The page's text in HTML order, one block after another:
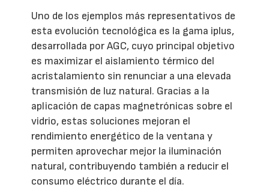
Uno de los ejemplos más representativos de
esta evolución tecnológica es la gama iplus,
desarrollada por AGC, cuyo principal objetivo
es maximizar el aislamiento térmico del
acristalamiento sin renunciar a una elevada
transmisión de luz natural. Gracias a la
aplicación de capas magnetrónicas sobre el
vidrio, estas soluciones mejoran el
rendimiento energético de la ventana y
permiten aprovechar mejor la iluminación
natural, contribuyendo también a reducir el
consumo eléctrico durante el día.